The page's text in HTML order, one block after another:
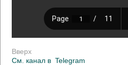
Вверх
См. канал в Telegram